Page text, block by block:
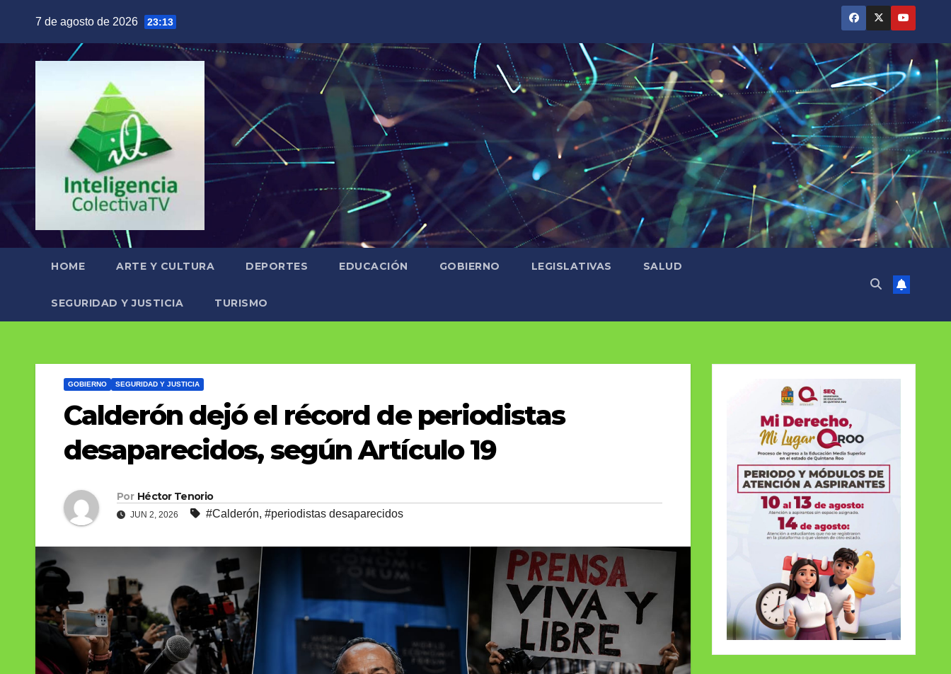
contenido
7 de agosto de 2026 23:13
HOME ARTE Y CULTURA DEPORTES EDUCACIÓN GOBIERNO LEGISLATIVAS SALUD
SEGURIDAD Y JUSTICIA TURISMO
GOBIERNO SEGURIDAD Y JUSTICIA
Calderón dejó el récord de periodistas
desaparecidos, según Artículo 19
Por Héctor Tenorio
JUN 2, 2026 #Calderón, #periodistas desaparecidos